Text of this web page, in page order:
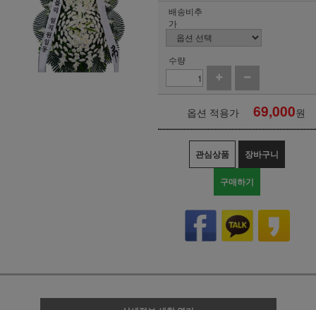
배송비추
가
수량
옵션 적용가 69,000원
관심상품 장바구니
구매하기